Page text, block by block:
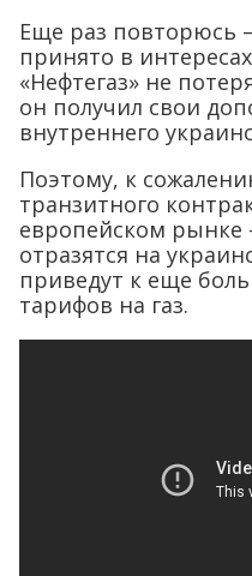
Еще раз повторюсь
принято в
«Нефтегаз» не
он получил свои
внутреннего
Поэтому, к
транзитного
европейском рынке
отразятся на
приведут к еще
тарифов на газ.